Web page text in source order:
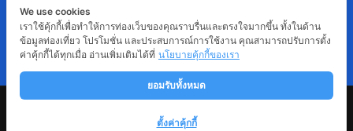
นโยบายความเป็นส่วนตัว
We use cookies
เราใช้คุ้กกี้เพื่อทำให้การท่องเว็บของคุณราบรื่นและตรงใจมากขึ้น ทั้งในด้าน
ข้อมูลท่องเที่ยว โปรโมชั่น และประสบการณ์การใช้งาน คุณสามารถปรับการตั้ง
ค่าคุ้กกี้ได้ทุกเมื่อ อ่านเพิ่มเติมได้ที่ นโยบายคุ้กกี้ของเรา
ยอมรับทั้งหมด
ตั้งค่าคุ้กกี้